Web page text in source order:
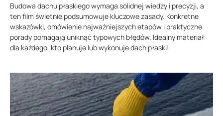
Budowa dachu płaskiego wymaga solidnej wiedzy i precyzji, a
ten film świetnie podsumowuje kluczowe zasady. Konkretne
wskazówki, omówienie najważniejszych etapów i praktyczne
porady pomagają uniknąć typowych błędów. Idealny materiał
dla każdego, kto planuje lub wykonuje dach płaski!